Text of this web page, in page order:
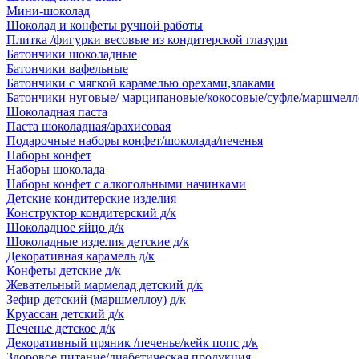
Мини-шоколад
Шоколад и конфеты ручной работы
Плитка /фигурки весовые из кондитерской глазури
Батончики шоколадные
Батончики вафельные
Батончики с мягкой карамелью орехами,злаками
Батончики нуговые/ марципановые/кокосовые/суфле/
Шоколадная паста
Паста шоколадная/арахисовая
Подарочные наборы конфет/шоколада/печенья
Наборы конфет
Наборы шоколада
Наборы конфет с алкогольными начинками
Детские кондитерские изделия
Конструктор кондитерский д/к
Шоколадное яйцо д/к
Шоколадные изделия детские д/к
Декоративная карамель д/к
Конфеты детские д/к
Жевательный мармелад детский д/к
Зефир детский (маршмеллоу) д/к
Круассан детский д/к
Печенье детское д/к
Декоративный пряник /печенье/кейк попс д/к